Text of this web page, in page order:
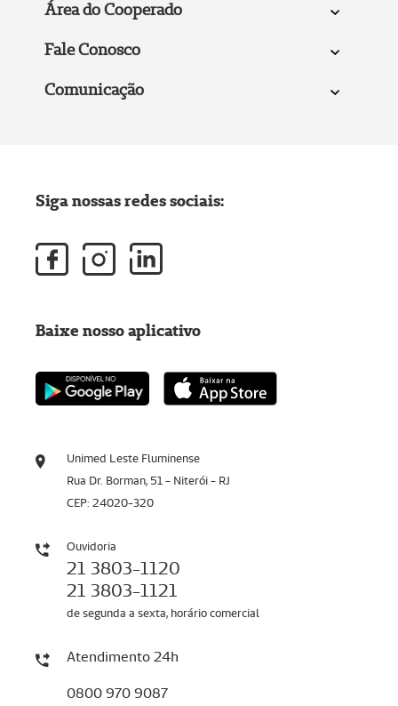
Área do Cooperado
Fale Conosco
Comunicação
Unimed Leste Fluminense
Rua Dr. Borman, 51 - Niterói - RJ
CEP: 24020-320
Ouvidoria
21 3803-1120
21 3803-1121
de segunda a sexta, horário comercial
Atendimento 24h
0800 970 9087
Siga nossas redes sociais:
Baixe nosso aplicativo